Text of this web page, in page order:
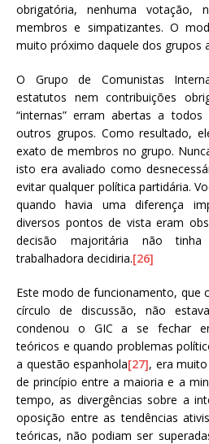
obrigatória, nenhuma votação,
membros e simpatizantes. O
muito próximo daquele dos grupos
O Grupo de Comunistas
estatutos nem contribuições
“internas” erram abertas a
outros grupos. Como resultado,
exato de membros no grupo.
isto era avaliado como
evitar qualquer política partidária.
quando havia uma diferença
diversos pontos de vista eram
decisão majoritária não
trabalhadora decidiria.[26]
Este modo de funcionamento, que
círculo de discussão, não
condenou o GIC a se fechar
teóricos e quando problemas
a questão espanhola[27], era
de princípio entre a maioria e a
tempo, as divergências sobre a
oposição entre as tendências
teóricas, não podiam ser